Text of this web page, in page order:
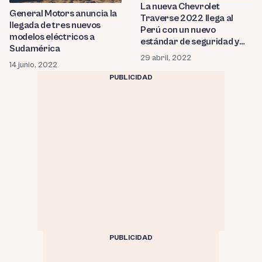
General Motors anuncia la
llegada de tres nuevos
modelos eléctricos a
Sudamérica
14 junio, 2022
La nueva Chevrolet
Traverse 2022 llega al
Perú con un nuevo
estándar de seguridad y
conectividad
29 abril, 2022
PUBLICIDAD
PUBLICIDAD